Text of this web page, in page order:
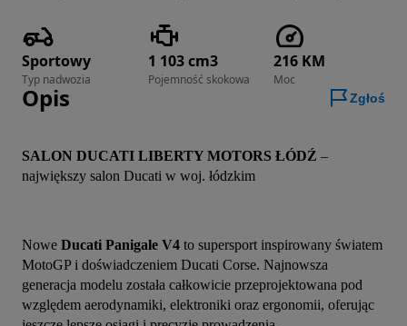
Sportowy
Typ nadwozia
1 103 cm3
Pojemność skokowa
216 KM
Moc
Opis Zgłoś
SALON DUCATI LIBERTY MOTORS ŁÓDŹ –
największy salon Ducati w woj. łódzkim
Nowe Ducati Panigale V4 to supersport inspirowany światem
MotoGP i doświadczeniem Ducati Corse. Najnowsza
generacja modelu została całkowicie przeprojektowana pod
względem aerodynamiki, elektroniki oraz ergonomii, oferując